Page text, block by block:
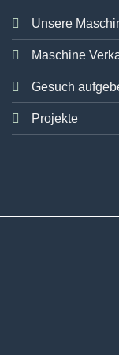
Unsere
Maschine
Gesuch
Projekte